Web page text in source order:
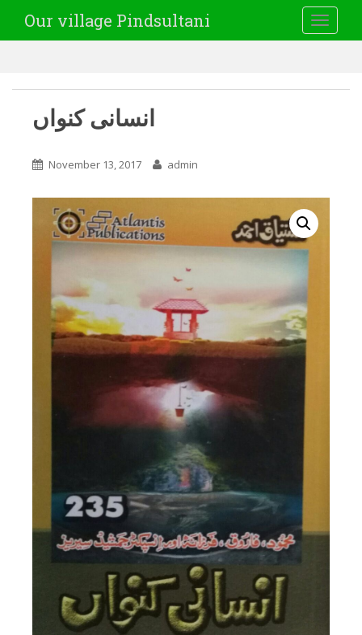
Our village Pindsultani
انسانی کنواں
November 13, 2017 admin